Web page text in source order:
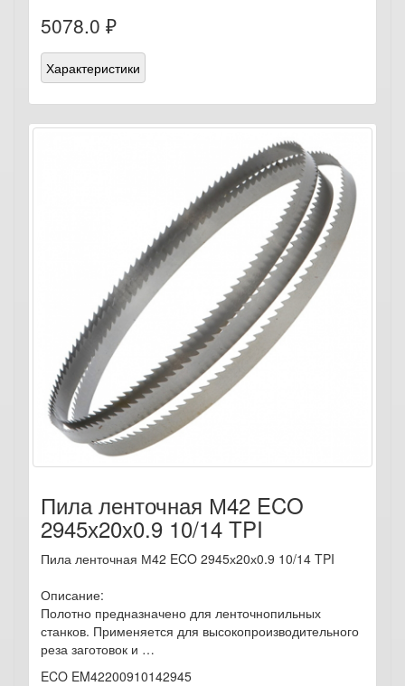
5078.0 ₽
Характеристики
Пила ленточная М42 ECO
2945х20х0.9 10/14 TPI
Пила ленточная М42 ECO 2945х20х0.9 10/14 TPI
Описание:
Полотно предназначено для ленточнопильных
станков. Применяется для высокопроизводительного
реза заготовок и …
ECO EM42200910142945